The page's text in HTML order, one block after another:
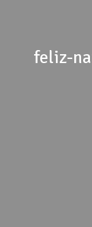
feliz-